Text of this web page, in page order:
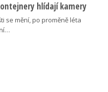
hlídají kamery
se mění, po proměně léta